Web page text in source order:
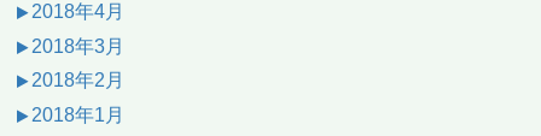
2018年4月
2018年3月
2018年2月
2018年1月